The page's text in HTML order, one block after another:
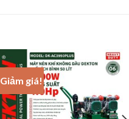
Giảm giá!